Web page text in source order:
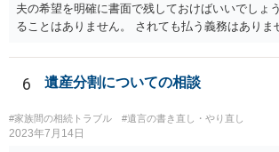
夫の希望を明確に書面で残しておけばいいでしょ
ることはありません。 されても払う義務はありま
6 遺産分割についての相談
#家族間の相続トラブル #遺言の書き直し・やり直し
2023年7月14日